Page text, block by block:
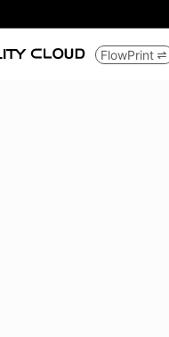
FlowPrint 